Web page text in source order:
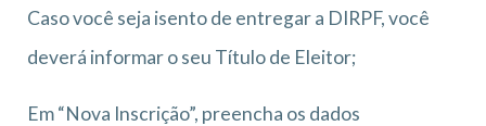
Caso você seja isento de entregar a DIRPF, você
deverá informar o seu Título de Eleitor;
Em “Nova Inscrição”, preencha os dados